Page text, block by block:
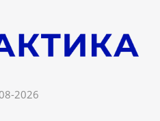
2026